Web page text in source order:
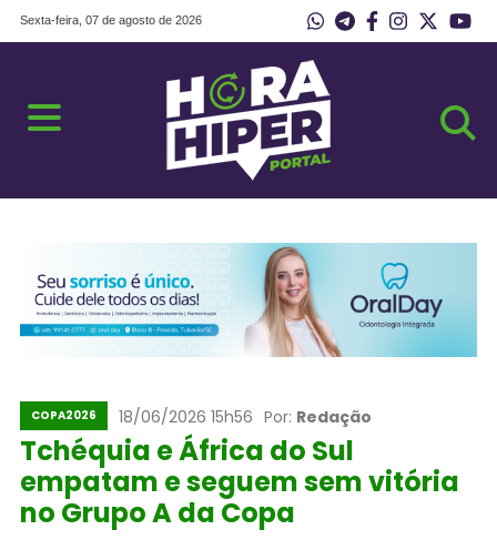
Sexta-feira, 07 de agosto de 2026
COPA2026 18/06/2026 15h56 Por: Redação
Tchéquia e África do Sul
empatam e seguem sem vitória
no Grupo A da Copa